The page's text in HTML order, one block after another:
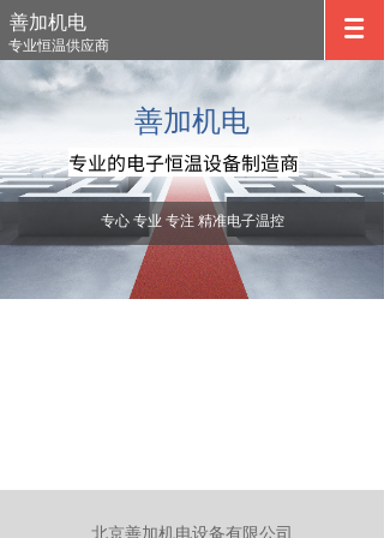
善加机电
ADVERTISING
专业恒温供应商
善加机电
专业的电子恒温设备制造商
专心 专业 专注 精准电子温控
北京善加机电设备有限公司